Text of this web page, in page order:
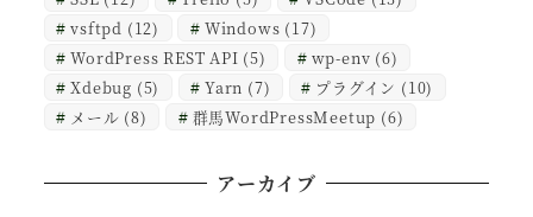
vsftpd (12) Windows (17)
WordPress REST API (5) wp-env (6)
Xdebug (5) Yarn (7) プラグイン (10)
メール (8) 群馬WordPressMeetup (6)
アーカイブ